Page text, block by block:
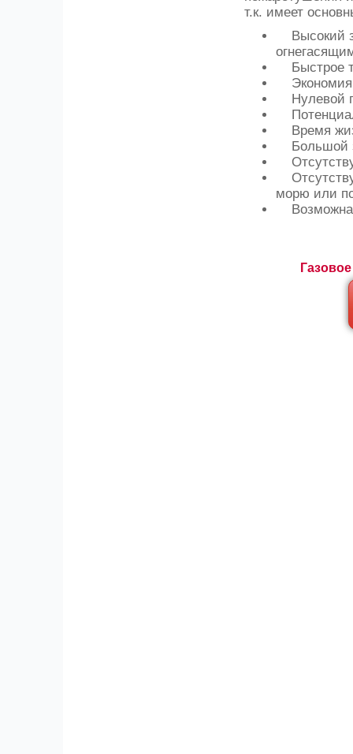
т.к. имеет
Высокий
Быстрое
Экономия
Нулевой
Время
Большой
морю или
Возможна